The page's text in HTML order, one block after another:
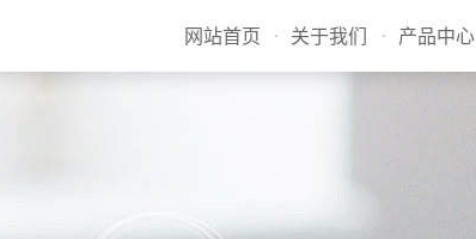
网站首页 关于我们 产品中心